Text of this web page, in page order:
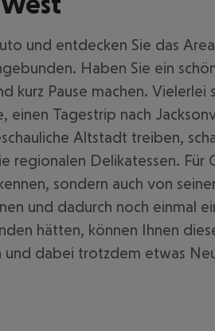
und entdecken Sie das
Haben Sie ein
Pause machen.
Tagestrip nach
Altstadt treiben,
Delikatessen. Für
sondern auch von
und dadurch noch einmal
hätten, können Ihnen
und dabei trotzdem etwas